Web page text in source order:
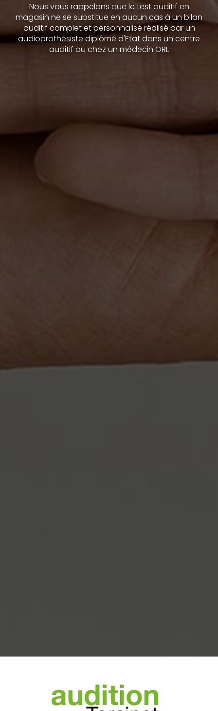
Nous vous rappelons que le test auditif en
magasin ne se substitue en aucun cas à un bilan
auditif complet et personnalisé réalisé par un
audioprothésiste diplômé d'Etat dans un centre
auditif ou chez un médecin ORL